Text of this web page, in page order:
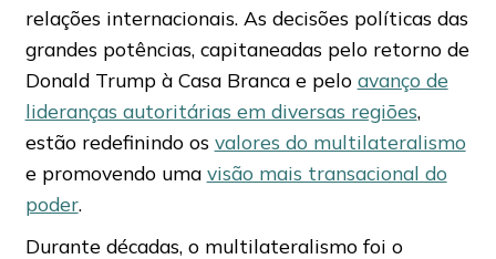
relações internacionais. As decisões políticas das
grandes potências, capitaneadas pelo retorno de
Donald Trump à Casa Branca e pelo avanço de
lideranças autoritárias em diversas regiōes,
estão redefinindo os valores do multilateralismo
e promovendo uma visão mais transacional do
poder.
Durante décadas, o multilateralismo foi o